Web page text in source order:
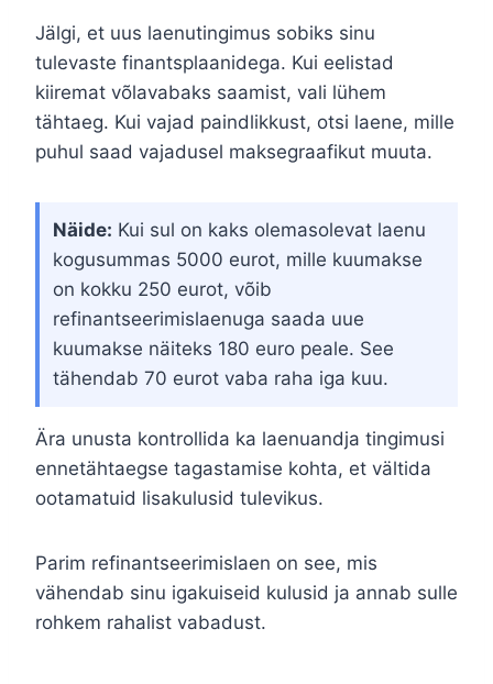
Jälgi, et uus laenutingimus sobiks sinu
tulevaste finantsplaanidega. Kui eelistad
kiiremat võlavabaks saamist, vali lühem
tähtaeg. Kui vajad paindlikkust, otsi laene, mille
puhul saad vajadusel maksegraafikut muuta.
Näide: Kui sul on kaks olemasolevat laenu
kogusummas 5000 eurot, mille kuumakse
on kokku 250 eurot, võib
refinantseerimislaenuga saada uue
kuumakse näiteks 180 euro peale. See
tähendab 70 eurot vaba raha iga kuu.
Ära unusta kontrollida ka laenuandja tingimusi
ennetähtaegse tagastamise kohta, et vältida
ootamatuid lisakulusid tulevikus.
Parim refinantseerimislaen on see, mis
vähendab sinu igakuiseid kulusid ja annab sulle
rohkem rahalist vabadust.